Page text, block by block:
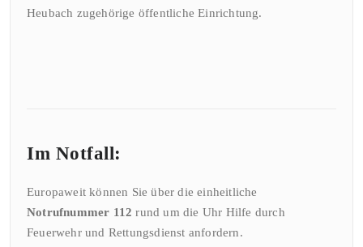
Heubach zugehörige öffentliche Einrichtung.
Im Notfall:
Europaweit können Sie über die einheitliche
Notrufnummer 112 rund um die Uhr Hilfe durch
Feuerwehr und Rettungsdienst anfordern.